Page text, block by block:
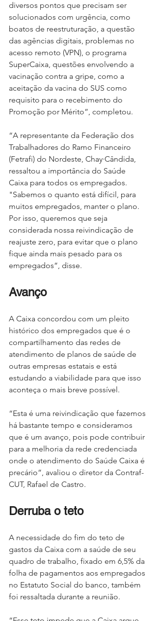
diversos pontos que precisam ser
solucionados com urgência, como
boatos de reestruturação, a questão
das agências digitais, problemas no
acesso remoto (VPN), o programa
SuperCaixa, questões envolvendo a
vacinação contra a gripe, como a
aceitação da vacina do SUS como
requisito para o recebimento do
Promoção por Mérito”, completou.
“A representante da Federação dos
Trabalhadores do Ramo Financeiro
(Fetrafi) do Nordeste, Chay·Cândida,
ressaltou a importância do Saúde
Caixa para todos os empregados.
"Sabemos o quanto está difícil, para
muitos empregados, manter o plano.
Por isso, queremos que seja
considerada nossa reivindicação de
reajuste zero, para evitar que o plano
fique ainda mais pesado para os
empregados”, disse.
Avanço
A Caixa concordou com um pleito
histórico dos empregados que é o
compartilhamento das redes de
atendimento de planos de saúde de
outras empresas estatais e está
estudando a viabilidade para que isso
aconteça o mais breve possível.
“Esta é uma reivindicação que fazemos
há bastante tempo e consideramos
que é um avanço, pois pode contribuir
para a melhoria da rede credenciada
onde o atendimento do Saúde Caixa é
precário”, avaliou o diretor da Contraf-
CUT, Rafael de Castro.
Derruba o teto
A necessidade do fim do teto de
gastos da Caixa com a saúde de seu
quadro de trabalho, fixado em 6,5% da
folha de pagamentos aos empregados
no Estatuto Social do banco, também
foi ressaltada durante a reunião.